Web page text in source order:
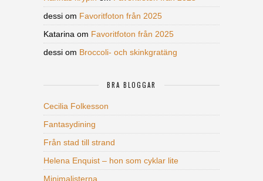
dessi om Favoritfoton från 2025
Katarina om Favoritfoton från 2025
dessi om Broccoli- och skinkgratäng
BRA BLOGGAR
Cecilia Folkesson
Fantasydining
Från stad till strand
Helena Enquist – hon som cyklar lite
Minimalisterna